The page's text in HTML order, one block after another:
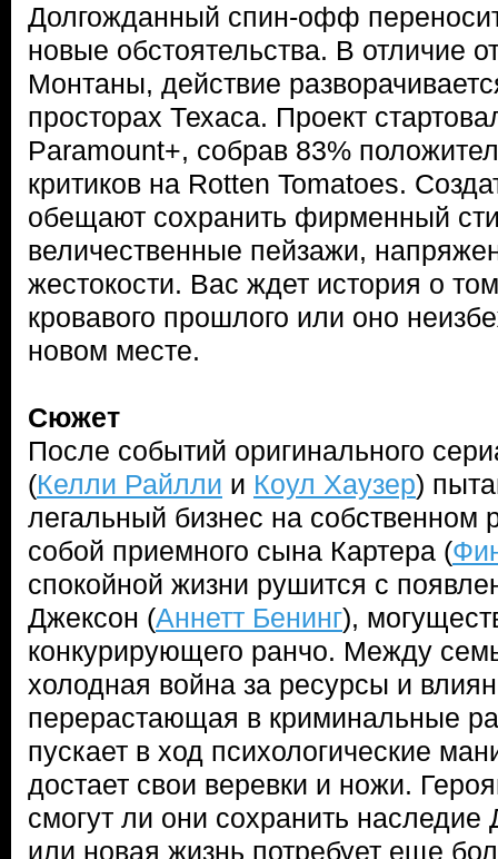
Долгожданный спин-офф
новые обстоятельства. В отличие
Монтаны, действие
просторах Техаса. Проект
Paramount+, собрав 83%
критиков на Rotten Tomatoes.
обещают сохранить фирменный
величественные пейзажи,
жестокости. Вас ждет история о
кровавого прошлого или оно
новом месте.
Сюжет
После событий оригинального
(Келли Райлли и Коул Хаузер)
легальный бизнес на собственном
собой приемного сына Картера (
спокойной жизни рушится с
Джексон (Аннетт Бенинг),
конкурирующего ранчо. Между
холодная война за ресурсы и
перерастающая в криминальные
пускает в ход психологические
достает свои веревки и ножи.
смогут ли они сохранить наследие
или новая жизнь потребует еще